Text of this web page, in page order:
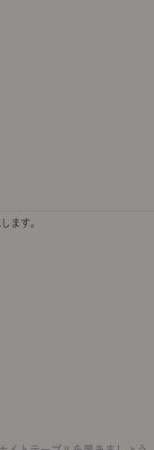
ます。